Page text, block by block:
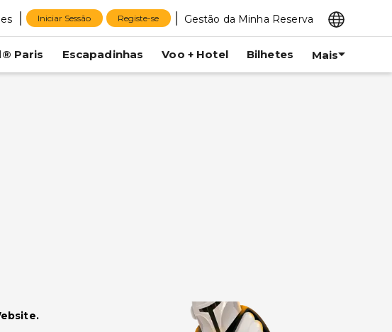
Iniciar Sessão Registe-se Gestão da Minha Reserva
Paris Escapadinhas Voo + Hotel Bilhetes Mais